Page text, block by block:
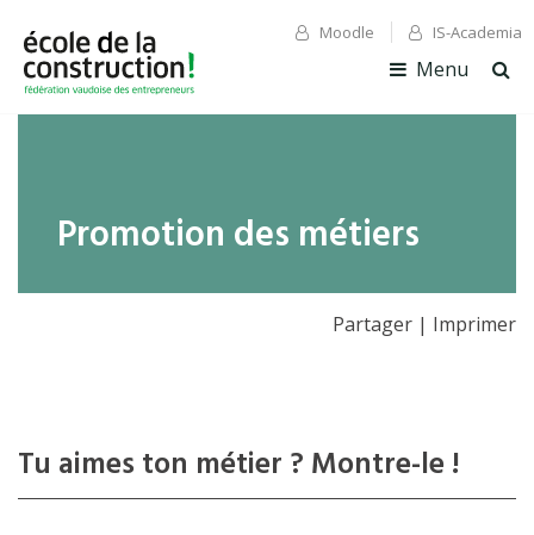
✕ Fermer
✕ Fermer
Moodle IS-Academia
Menu
la
Promotion des métiers
Partager | Imprimer
Tu aimes ton métier ? Montre-le !